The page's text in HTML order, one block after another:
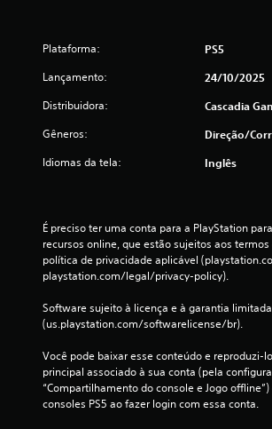
Plataforma: PS5
Lançamento: 24/10/2025
Distribuidora: Cascadia
Gêneros: Direção/
Idiomas da tela: Inglês
É preciso ter uma conta para a PlayStation
recursos online, que estão sujeitos aos termos
política de privacidade aplicável
playstation.com/legal/privacy-policy).
Software sujeito à licença e à garantia limitada
(us.playstation.com/softwarelicense/br).
Você pode baixar esse conteúdo e reproduzi-
principal associado à sua conta (pela
“Compartilhamento do console e Jogo
consoles PS5 ao fazer login com essa conta.